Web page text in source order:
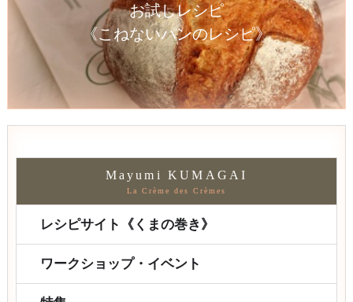
お試しレシピ
《こねないパンのレシピ》
Mayumi KUMAGAI
La Crème des Crèmes
レシピサイト《くまの巻き》
ワークショップ・イベント